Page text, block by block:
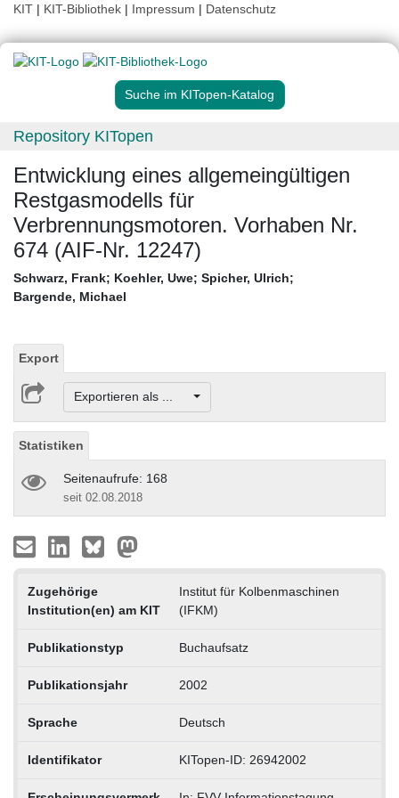
KIT | KIT-Bibliothek | Impressum | Datenschutz
Suche im KITopen-Katalog
Repository KITopen
Entwicklung eines allgemeingültigen
Restgasmodells für
Verbrennungsmotoren. Vorhaben Nr.
674 (AIF-Nr. 12247)
Schwarz, Frank; Koehler, Uwe; Spicher, Ulrich;
Bargende, Michael
Export
Exportieren als ...
Statistiken
Seitenaufrufe: 168
seit 02.08.2018
Zugehörige
Institution(en) am KIT
Institut für Kolbenmaschinen
(IFKM)
Publikationstyp Buchaufsatz
Publikationsjahr 2002
Sprache Deutsch
Identifikator KITopen-ID: 26942002